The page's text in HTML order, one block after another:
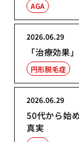
AGA
「治療効果
2026.06.29
円形脱毛症
50代から始
真実
2026.06.29